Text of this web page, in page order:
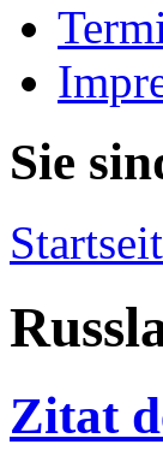
Sie
Zitat